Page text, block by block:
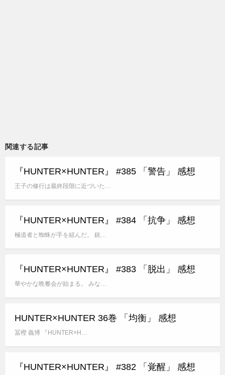
関連する記事
『HUNTER×HUNTER』 #385 「警告」 感想
王子の修行は最終段階に近づいた…
『HUNTER×HUNTER』 #384 「抗争」 感想
極道者と蜘蛛が手を組んだ。 銃…
『HUNTER×HUNTER』 #383 「脱出」 感想
華やかな晩餐会が始まる。 みな…
HUNTER×HUNTER 36巻 「均衡」 感想
冨樫 義博 『HUNTER×H…
『HUNTER×HUNTER』 #382 「覚醒」 感想